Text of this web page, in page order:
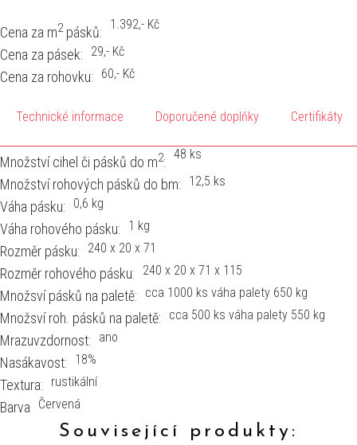
Cena za m2pásků: ,- Kč
1.392
Cena za pásek: ,- Kč
29
Cena za rohovku: ,- Kč
60
Technické informace Doporučené doplňky Certifikáty
Množství cihel či pásků do m2: 48 ks
Množství rohových pásků do bm: 12,5 ks
Váha pásku: 0,6 kg
Váha rohového pásku: 1 kg
Rozměr pásku: 240 x 20 x 71
Rozměr rohového pásku: 240 x 20 x 71 x 115
Množsví pásků na paletě: cca 1000 ks váha palety 650 kg
Množsví roh. pásků na paletě: cca 500 ks váha palety 550 kg
Mrazuvzdornost: ano
Nasákavost: 18%
Textura: rustikální
Barva Červená
Související produkty: